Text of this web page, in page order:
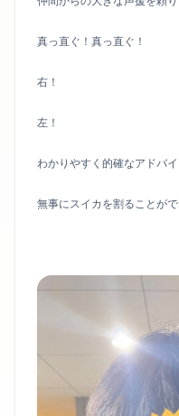
真っ直ぐ！真っ直ぐ！
右！
左！
わかりやすく的確なアドバイ
無事にスイカを割ることが